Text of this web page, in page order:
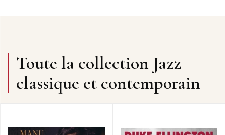
Deux ans plus tard, en 1946, à 18 ans, il écrit de
nouveaux arrangements, cette fois-ci pour le big band
du batteur Gene Krupa. Pendant six ans, il a continué
d’arranger pour Krupa, et puis aussi pour les ensembles
de Claude Thornhill, Elliot Lawrence ou Stan Kenton.
quartet, un groupe qui se passe de pianiste.
Toute la collection Jazz
classique et contemporain